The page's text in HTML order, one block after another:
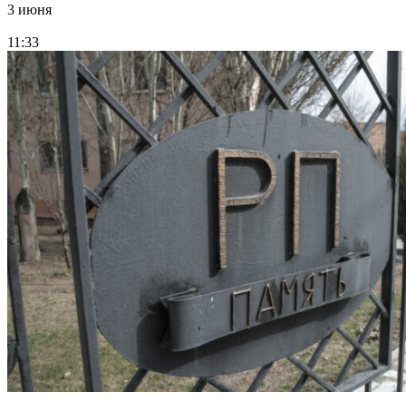
3 июня
11:33